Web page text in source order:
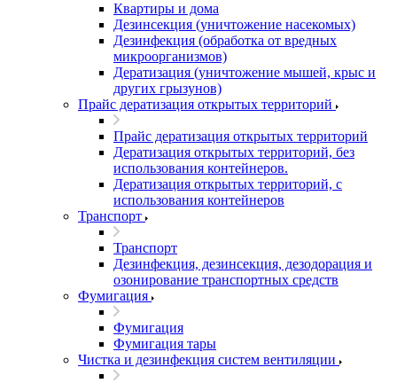
Квартиры и дома
Дезинсекция (уничтожение насекомых)
Дезинфекция (обработка от вредных
микроорганизмов)
Дератизация (уничтожение мышей, крыс и
других грызунов)
Прайс дератизация открытых территорий
Прайс дератизация открытых территорий
Дератизация открытых территорий, без
использования контейнеров.
Дератизация открытых территорий, с
использования контейнеров
Транспорт
Транспорт
Дезинфекция, дезинсекция, дезодорация и
озонирование транспортных средств
Фумигация
Фумигация
Фумигация тары
Чистка и дезинфекция систем вентиляции